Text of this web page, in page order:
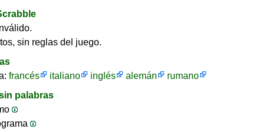
sin reglas del juego.
francés italiano inglés alemán
rumano
palabras